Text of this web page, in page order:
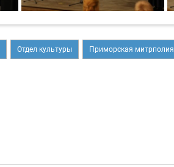
Отдел культуры Приморская митрполия